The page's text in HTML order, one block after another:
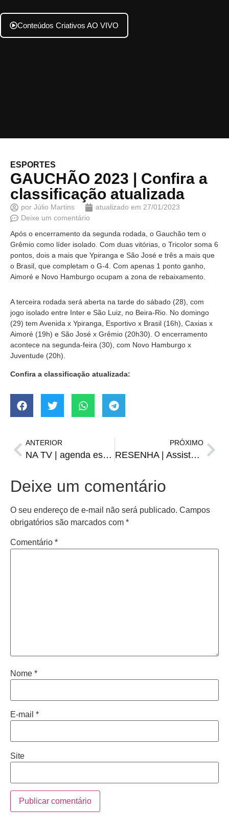
Conteúdos Criativos AO VIVO
ESPORTES
GAUCHÃO 2023 | Confira a
classificação atualizada
por Júlio Martins atualizado em 27/01/2023
Deixe um comentário
Após o encerramento da segunda rodada, o Gauchão tem o
Grêmio como líder isolado. Com duas vitórias, o Tricolor soma 6
pontos, dois a mais que Ypiranga e São José e três a mais que
o Brasil, que completam o G-4. Com apenas 1 ponto ganho,
Aimoré e Novo Hamburgo ocupam a zona de rebaixamento.
A terceira rodada será aberta na tarde do sábado (28), com
jogo isolado entre Inter e São Luiz, no Beira-Rio. No domingo
(29) tem Avenida x Ypiranga, Esportivo x Brasil (16h), Caxias x
Aimoré (19h) e São José x Grêmio (20h30). O encerramento
acontece na segunda-feira (30), com Novo Hamburgo x
Juventude (20h).
Confira a classificação atualizada:
ANTERIOR
NA TV | agenda esportiva de sexta-feira, 27
PRÓXIMO
RESENHA | Assista a versão “jogo rápido” do Cafezinho de sexta, 27 de janeiro
Deixe um comentário
O seu endereço de e-mail não será publicado. Campos
obrigatórios são marcados com *
Comentário *
Nome *
E-mail *
Site